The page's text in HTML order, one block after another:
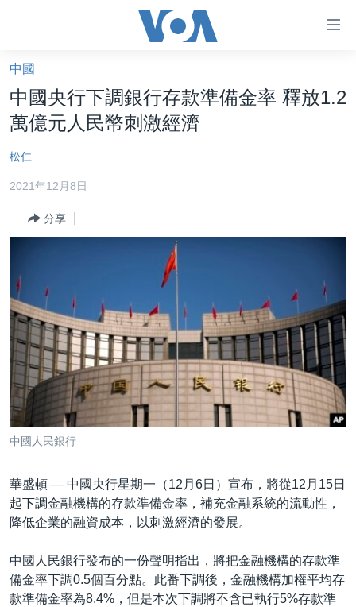
礙
鏈
接
跳
轉
內
航
轉
到
檢
索
美國大選2024
海外港人
揭謊頻道
美國
中國
國際
經貿
視頻
VOA 60秒 (國際)
美國專訊
YOUTUBE頻道
時事經緯
新聞音頻
港人港心
美國透視
國語
中國
中國央行下調銀行存款準備金率 釋放1.2
萬億元人民幣刺激經濟
松仁
2021年12月8日
分享
中國人民銀行
華盛頓 — 中國央行星期一（12月6日）宣布，將從12月15日
起下調金融機構的存款準備金率，補充金融系統的流動性，
降低企業的融資成本，以刺激經濟的發展。
中國人民銀行發布的一份聲明指出，將把金融機構的存款準
備金率下調0.5個百分點。此番下調後，金融機構加權平均存
款準備金率為8.4%，但是本次下調將不含已執行5%存款準